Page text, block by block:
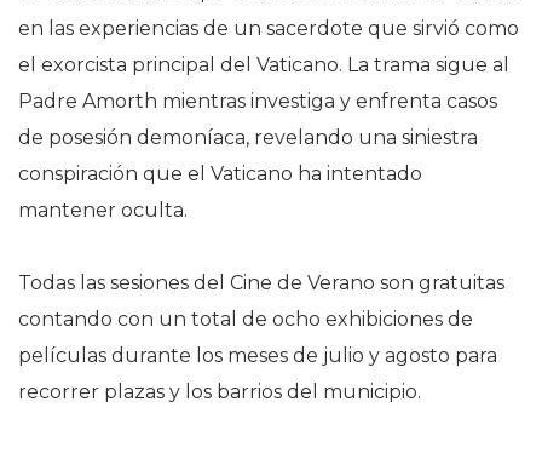
en las experiencias de un sacerdote que sirvió como
el exorcista principal del Vaticano. La trama sigue al
Padre Amorth mientras investiga y enfrenta casos
de posesión demoníaca, revelando una siniestra
conspiración que el Vaticano ha intentado
mantener oculta.
Todas las sesiones del Cine de Verano son gratuitas
contando con un total de ocho exhibiciones de
películas durante los meses de julio y agosto para
recorrer plazas y los barrios del municipio.